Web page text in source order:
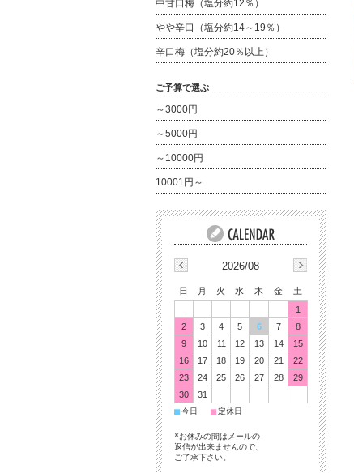
中甘口梅（塩分約12％）
やや辛口（塩分約14～19％）
辛口梅（塩分約20％以上）
ご予算で選ぶ
～3000円
～5000円
～10000円
10001円～
2026/08
日 月 火 水 木 金
土
1
2
3 4 5 6 7
8
9
10 11 12 13 14
15
16
17 18 19 20 21
22
23
24 25 26 27 28
29
30
31
■今日 ■定休日
*お休みの間はメールの
返信が出来ませんので、
ご了承下さい。